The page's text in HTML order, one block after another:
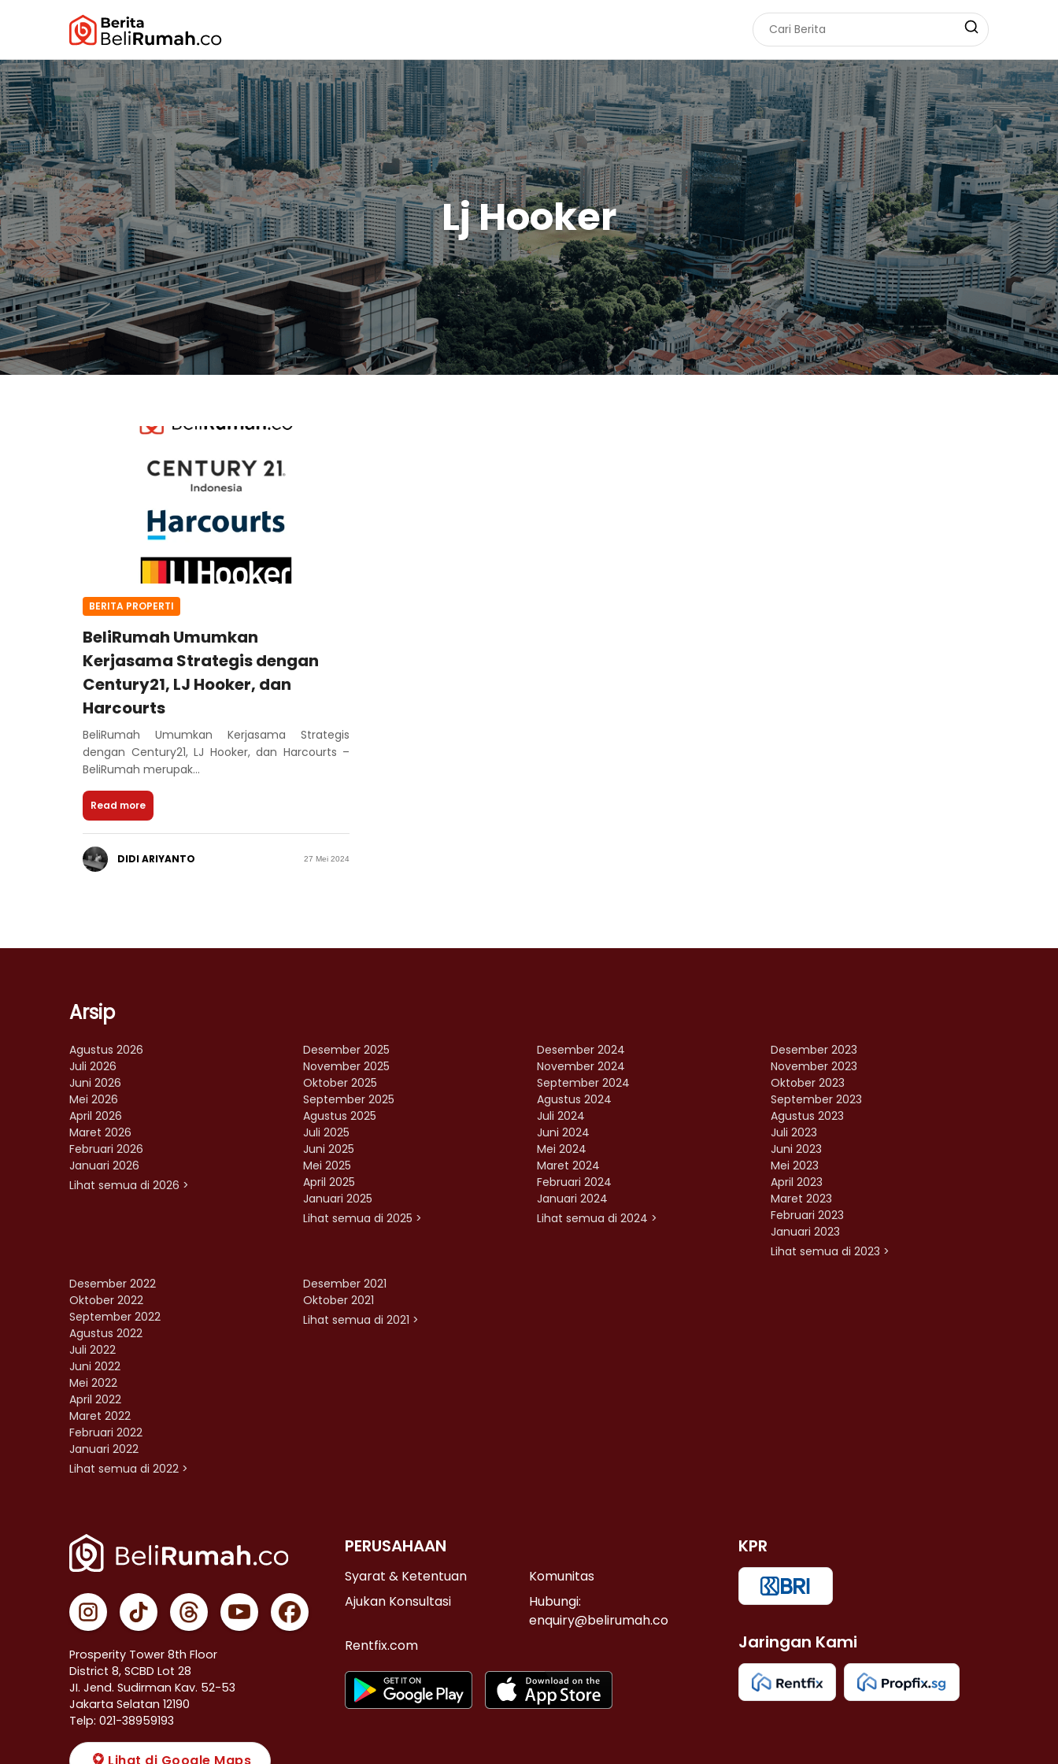
Lj Hooker
BERITA PROPERTI
BeliRumah Umumkan
Kerjasama Strategis dengan
Century21, LJ Hooker, dan
Harcourts
BeliRumah Umumkan Kerjasama Strategis
dengan Century21, LJ Hooker, dan Harcourts –
BeliRumah merupak...
Read more
DIDI ARIYANTO 27 Mei 2024
Arsip
Agustus 2026
Juli 2026
Juni 2026
Mei 2026
April 2026
Maret 2026
Februari 2026
Januari 2026
Lihat semua di 2026 >
Desember 2025
November 2025
Oktober 2025
September 2025
Agustus 2025
Juli 2025
Juni 2025
Mei 2025
April 2025
Januari 2025
Lihat semua di 2025 >
Desember 2024
November 2024
September 2024
Agustus 2024
Juli 2024
Juni 2024
Mei 2024
Maret 2024
Februari 2024
Januari 2024
Lihat semua di 2024 >
Desember 2023
November 2023
Oktober 2023
September 2023
Agustus 2023
Juli 2023
Juni 2023
Mei 2023
April 2023
Maret 2023
Februari 2023
Januari 2023
Lihat semua di 2023 >
Desember 2022
Oktober 2022
September 2022
Agustus 2022
Juli 2022
Juni 2022
Mei 2022
April 2022
Maret 2022
Februari 2022
Januari 2022
Lihat semua di 2022 >
Desember 2021
Oktober 2021
Lihat semua di 2021 >
Prosperity Tower 8th Floor
District 8, SCBD Lot 28
JI. Jend. Sudirman Kav. 52-53
Jakarta Selatan 12190
Telp: 021-38959193
PERUSAHAAN
Syarat & Ketentuan
Komunitas
Ajukan Konsultasi
Hubungi:
enquiry@belirumah.co
Rentfix.com
KPR
Jaringan Kami